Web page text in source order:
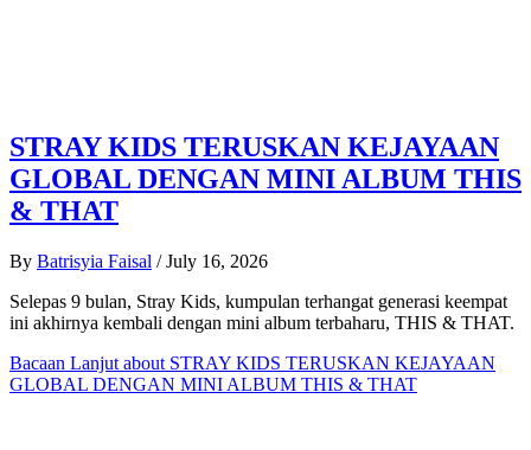
STRAY KIDS TERUSKAN KEJAYAAN
GLOBAL DENGAN MINI ALBUM THIS
& THAT
By Batrisyia Faisal / July 16, 2026
Selepas 9 bulan, Stray Kids, kumpulan terhangat generasi keempat
ini akhirnya kembali dengan mini album terbaharu, THIS & THAT.
Bacaan Lanjut about STRAY KIDS TERUSKAN KEJAYAAN
GLOBAL DENGAN MINI ALBUM THIS & THAT